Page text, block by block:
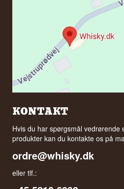
KONTAKT
Hvis du har spørgsmål vedrørende
produkter kan du kontakte os på
ordre@whisky.dk
eller tlf.: